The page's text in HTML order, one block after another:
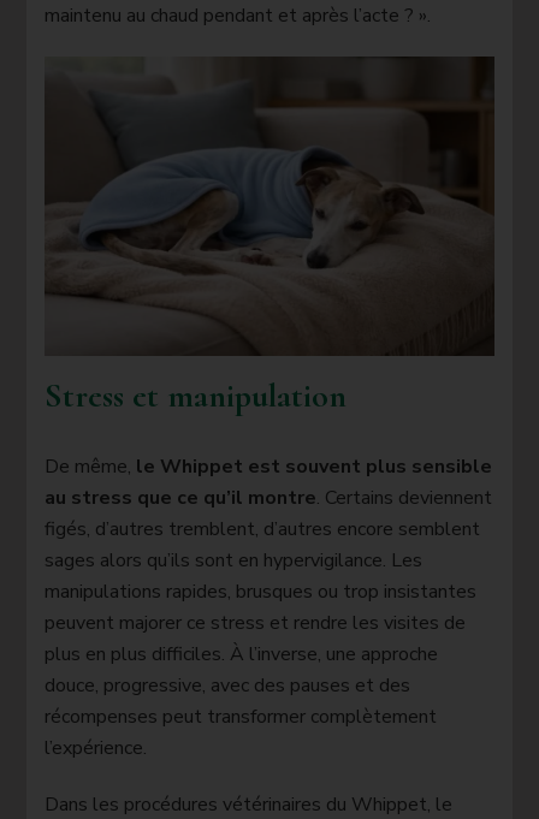
maintenu au chaud pendant et après l’acte ? ».
Stress et manipulation
De même, le Whippet est souvent plus sensible
au stress que ce qu’il montre. Certains deviennent
figés, d’autres tremblent, d’autres encore semblent
sages alors qu’ils sont en hypervigilance. Les
manipulations rapides, brusques ou trop insistantes
peuvent majorer ce stress et rendre les visites de
plus en plus difficiles. À l’inverse, une approche
douce, progressive, avec des pauses et des
récompenses peut transformer complètement
l’expérience.
Dans les procédures vétérinaires du Whippet, le